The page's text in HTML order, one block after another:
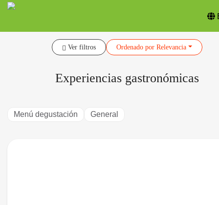
Ver filtros Ordenadopor Relevancia
Experiencias gastronómicas
Menú degustación General